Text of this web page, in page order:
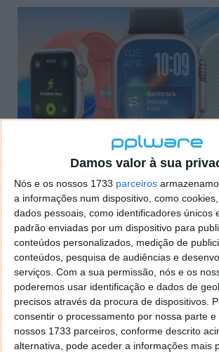
Damos valor à sua
Nós e os nossos 1733 parceiros
a informações num dispositivo, como
dados pessoais, como identificadores únicos
padrão enviadas por um dispositivo para
conteúdos personalizados, medição de
conteúdos, pesquisa de audiências e
serviços. Com a sua permissão, nós e os
poderemos usar identificação e dados de
precisos através da procura de dispositivos.
consentir o processamento por nossa parte
nossos 1733 parceiros, conforme descrito
alternativa, pode aceder a informações mais
watchOS 26 beta 4: pronto para
público
A nova versão beta para o Apple Watch
semanas após a anterior e deverá ser
da primeira beta pública.
As alterações visuais com oLiquid
ser ajustadas, mas a Apple começa
concentrar-se na estabilidade e